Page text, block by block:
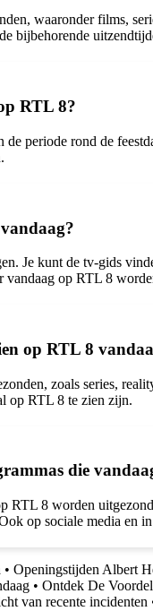
waaronder films,
bijbehorende
RTL 8?
periode rond de
Je kunt de tv-gids
vandaag op RTL 8
op RTL 8
zoals series,
op RTL 8 te zien zijn.
die
RTL 8 worden
op sociale media
• Openingstijden Albert
• Ontdek De
van recente incidenten